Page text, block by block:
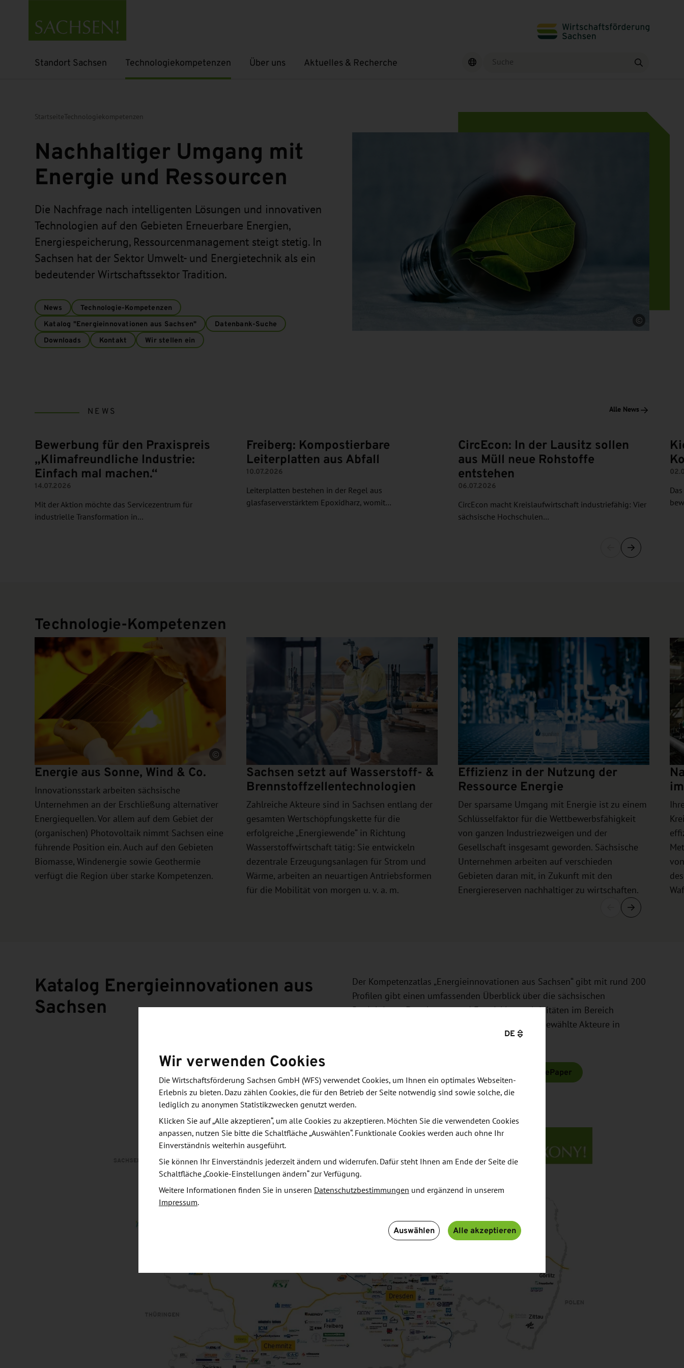
Standort Sachsen
Untermenü öffnen Technologiekompetenzen
Untermenü öffnen Über uns
Untermenü öffnenAktuelles & Recherche
Untermenü öffnen Finden
StartseiteTechnologiekompetenzen
Nachhaltiger Umgang mit
Energie und Ressourcen
Die Nachfrage nach intelligenten Lösungen und innovativen
Technologien auf den Gebieten Erneuerbare Energien,
Energiespeicherung, Ressourcenmanagement steigt stetig. In
Sachsen hat der Sektor Umwelt- und Energietechnik als ein
bedeutender Wirtschaftssektor Tradition.
News
Technologie-Kompetenzen
Katalog "Energieinnovationen aus Sachsen"
Datenbank-Suche
Downloads
Kontakt Wir stellen ein
Quelle
NEWS Alle News
Bewerbung für den Praxispreis
„Klimafreundliche Industrie:
Einfach mal machen.“
14.07.2026
Mit der Aktion möchte das Servicezentrum für
industrielle Transformation in…
Freiberg: Kompostierbare
Leiterplatten aus Abfall
10.07.2026
Leiterplatten bestehen in der Regel aus
glasfaserverstärktem Epoxidharz, womit…
CircEcon: In der Lausitz sollen
aus Müll neue Rohstoffe
entstehen
06.07.2026
CircEcon macht Kreislaufwirtschaft industriefähig: Vier
sächsische Hochschulen…
Technologie-Kompetenzen
Energie aus Sonne, Wind & Co.
Innovationsstark arbeiten sächsische
Unternehmen an der Erschließung alternativer
Energiequellen. Vor allem auf dem Gebiet der
(organischen) Photovoltaik nimmt Sachsen eine
führende Position ein. Auch auf den Gebieten
Biomasse, Windenergie sowie Geothermie
verfügt die Region über starke Kompetenzen.
Quelle
Sachsen setzt auf Wasserstoff- &
Brennstoffzellentechnologien
Zahlreiche Akteure sind in Sachsen entlang der
gesamten Wertschöpfungskette für die
erfolgreiche „Energiewende“ in Richtung
Wasserstoffwirtschaft tätig: Sie entwickeln
dezentrale Erzeugungsanlagen für Strom und
Wärme, arbeiten an neuartigen Antriebsformen
für die Mobilität von morgen u. v. a. m.
Effizienz in der Nutzung der
Ressource Energie
Der sparsame Umgang mit Energie ist zu einem
Schlüsselfaktor für die Wettbewerbsfähigkeit
von ganzen Industriezweigen und der
Gesellschaft insgesamt geworden. Sächsische
Unternehmen arbeiten auf verschieden
Gebieten daran mit, in Zukunft mit den
Energiereserven nachhaltiger zu wirtschaften.
Katalog Energieinnovationen aus
Sachsen
Der Kompetenzatlas „Energieinnovationen aus Sachsen“ gibt mit rund 200
Profilen gibt einen umfassenden Überblick über die sächsischen
Produktions-, Forschungs- und Entwicklungsaktivitäten im Bereich
Energietechnologien. Eine Karte präsentiert ausgewählte Akteure in
Katalog "Energieinnovationen aus Sachsen" als ePaper
DE
Wir verwenden Cookies
Die Wirtschaftsförderung Sachsen GmbH (WFS) verwendet Cookies, um Ihnen ein optimales Webseiten-
Erlebnis zu bieten. Dazu zählen Cookies, die für den Betrieb der Seite notwendig sind sowie solche, die
lediglich zu anonymen Statistikzwecken genutzt werden.
Klicken Sie auf „Alle akzeptieren“, um alle Cookies zu akzeptieren. Möchten Sie die verwendeten Cookies
anpassen, nutzen Sie bitte die Schaltfläche „Auswählen“. Funktionale Cookies werden auch ohne Ihr
Einverständnis weiterhin ausgeführt.
Sie können Ihr Einverständnis jederzeit ändern und widerrufen. Dafür steht Ihnen am Ende der Seite die
Schaltfläche „Cookie-Einstellungen ändern“ zur Verfügung.
Weitere Informationen finden Sie in unseren Datenschutzbestimmungen und ergänzend in unserem
Impressum.
Auswählen Alle akzeptieren